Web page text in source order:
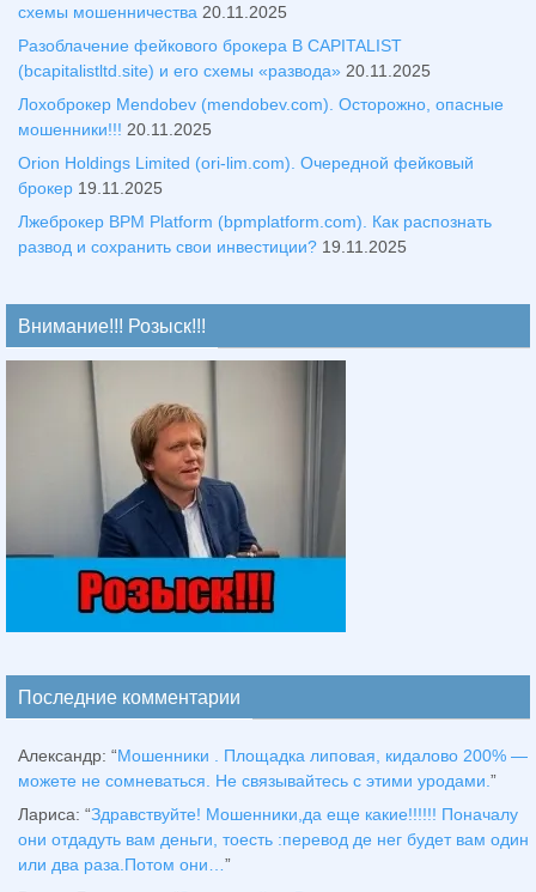
схемы мошенничества 20.11.2025
Разоблачение фейкового брокера B CAPITALIST
(bcapitalistltd.site) и его схемы «развода» 20.11.2025
Лохоброкер Mendobev (mendobev.com). Осторожно, опасные
мошенники!!! 20.11.2025
Orion Holdings Limited (ori-lim.com). Очередной фейковый
брокер 19.11.2025
Лжеброкер BPM Platform (bpmplatform.com). Как распознать
развод и сохранить свои инвестиции? 19.11.2025
Внимание!!! Розыск!!!
Последние комментарии
Александр: “Мошенники . Площадка липовая, кидалово 200% —
можете не сомневаться. Не связывайтесь с этими уродами. ”
Лариса: “Здравствуйтe! Мошенники,да еще какие!!!!!! Поначалу
они отдадуть вам деньги, тоесть :перевод де нег будет вам один
или два раза.Потом они… ”